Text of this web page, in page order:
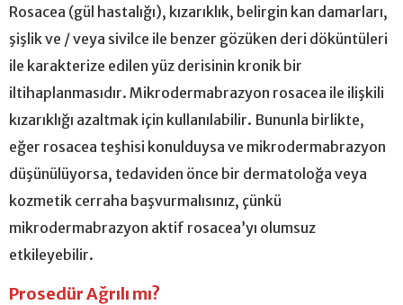
Rosacea (gül hastalığı), kızarıklık, belirgin kan damarları,
şişlik ve / veya sivilce ile benzer gözüken deri döküntüleri
ile karakterize edilen yüz derisinin kronik bir
iltihaplanmasıdır. Mikrodermabrazyon rosacea ile ilişkili
kızarıklığı azaltmak için kullanılabilir. Bununla birlikte,
eğer rosacea teşhisi konulduysa ve mikrodermabrazyon
düşünülüyorsa, tedaviden önce bir dermatoloğa veya
kozmetik cerraha başvurmalısınız, çünkü
mikrodermabrazyon aktif rosacea’yı olumsuz
etkileyebilir.
Prosedür Ağrılı mı?